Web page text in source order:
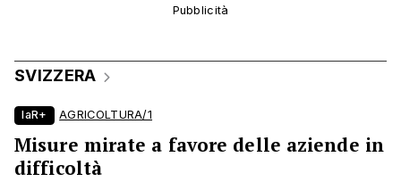
SVIZZERA
laR+ AGRICOLTURA/1
Misure mirate a favore delle aziende in
difficoltà